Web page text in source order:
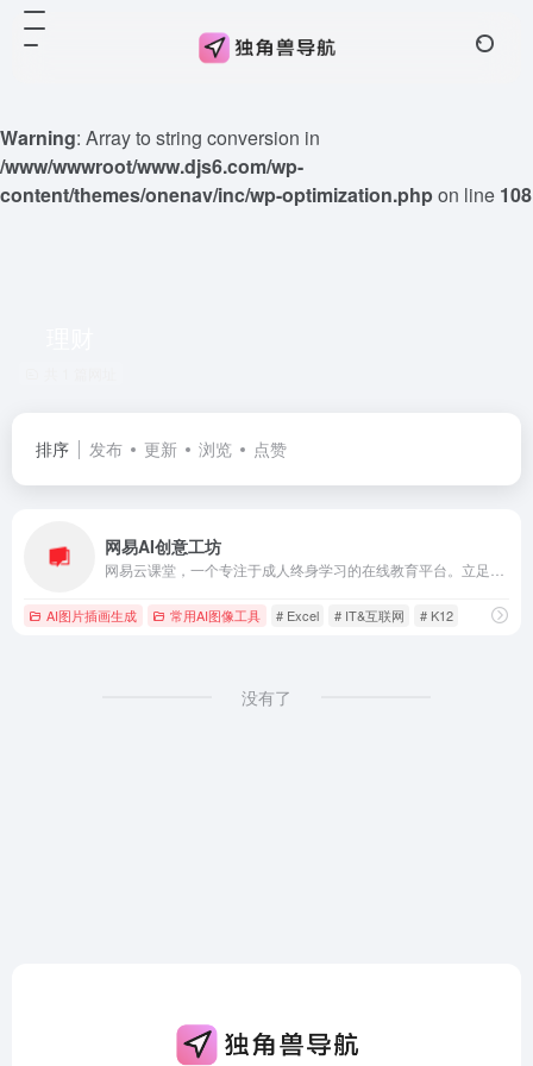
Warning: Array to string conversion in
/www/wwwroot/www.djs6.com/wp-
content/themes/onenav/inc/wp-optimization.phpon line 108
排序 发布 更新 浏览 点赞
网易AI创意工坊
AI图片插画生成 常用AI图像工具 # Excel # IT&互联网 # K12
没有了